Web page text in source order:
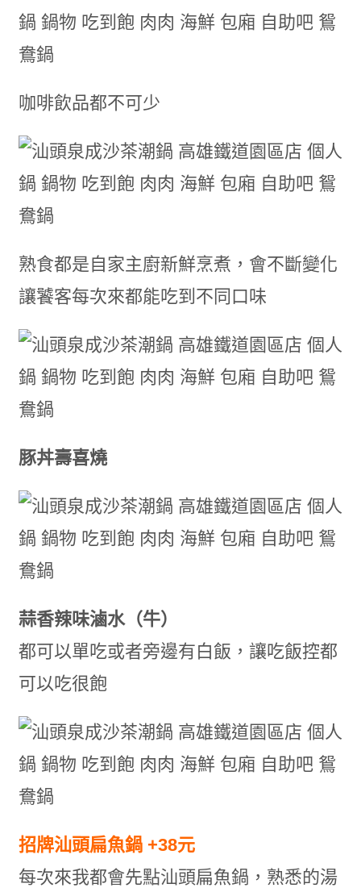
咖啡飲品都不可少
熟食都是自家主廚新鮮烹煮，會不斷變化
讓饕客每次來都能吃到不同口味
豚丼壽喜燒
蒜香辣味滷水（牛）
都可以單吃或者旁邊有白飯，讓吃飯控都
可以吃很飽
招牌汕頭扁魚鍋 +38元
每次來我都會先點汕頭扁魚鍋，熟悉的湯